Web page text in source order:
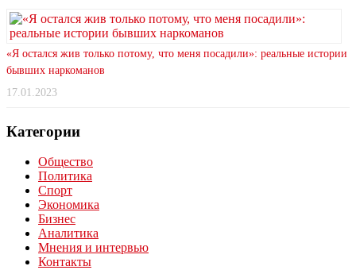
«Я остался жив только потому, что меня посадили»: реальные истории
бывших наркоманов
17.01.2023
Категории
Общество
Политика
Спорт
Экономика
Бизнес
Аналитика
Мнения и интервью
Контакты